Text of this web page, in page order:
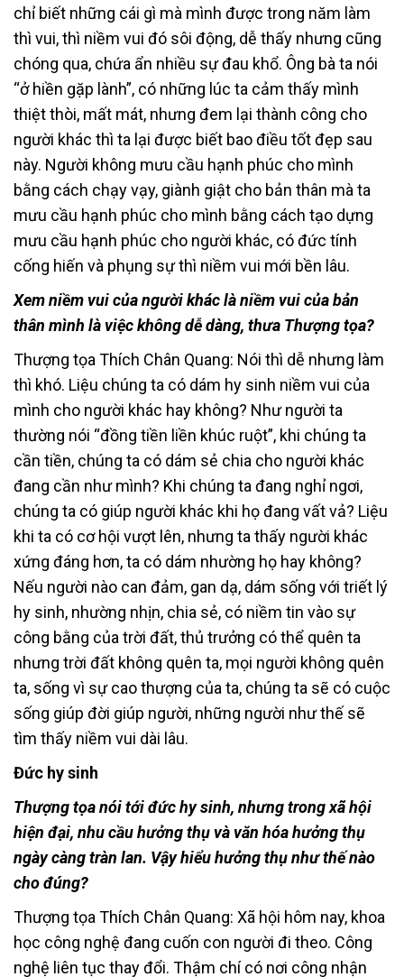
chỉ biết những cái gì mà mình được trong năm làm
thì vui, thì niềm vui đó sôi động, dễ thấy nhưng cũng
chóng qua, chứa ẩn nhiều sự đau khổ. Ông bà ta nói
“ở hiền gặp lành”, có những lúc ta cảm thấy mình
thiệt thòi, mất mát, nhưng đem lại thành công cho
người khác thì ta lại được biết bao điều tốt đẹp sau
này. Người không mưu cầu hạnh phúc cho mình
bằng cách chạy vạy, giành giật cho bản thân mà ta
mưu cầu hạnh phúc cho mình bằng cách tạo dựng
mưu cầu hạnh phúc cho người khác, có đức tính
cống hiến và phụng sự thì niềm vui mới bền lâu.
Xem niềm vui của người khác là niềm vui của bản
thân mình là việc không dễ dàng, thưa Thượng tọa?
Thượng tọa Thích Chân Quang: Nói thì dễ nhưng làm
thì khó. Liệu chúng ta có dám hy sinh niềm vui của
mình cho người khác hay không? Như người ta
thường nói “đồng tiền liền khúc ruột”, khi chúng ta
cần tiền, chúng ta có dám sẻ chia cho người khác
đang cần như mình? Khi chúng ta đang nghỉ ngơi,
chúng ta có giúp người khác khi họ đang vất vả? Liệu
khi ta có cơ hội vượt lên, nhưng ta thấy người khác
xứng đáng hơn, ta có dám nhường họ hay không?
Nếu người nào can đảm, gan dạ, dám sống với triết lý
hy sinh, nhường nhịn, chia sẻ, có niềm tin vào sự
công bằng của trời đất, thủ trưởng có thể quên ta
nhưng trời đất không quên ta, mọi người không quên
ta, sống vì sự cao thượng của ta, chúng ta sẽ có cuộc
sống giúp đời giúp người, những người như thế sẽ
tìm thấy niềm vui dài lâu.
Đức hy sinh
Thượng tọa nói tới đức hy sinh, nhưng trong xã hội
hiện đại, nhu cầu hưởng thụ và văn hóa hưởng thụ
ngày càng tràn lan. Vậy hiểu hưởng thụ như thế nào
cho đúng?
Thượng tọa Thích Chân Quang: Xã hội hôm nay, khoa
học công nghệ đang cuốn con người đi theo. Công
nghệ liên tục thay đổi. Thậm chí có nơi công nhận